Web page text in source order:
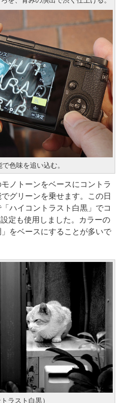
色味を追い込む。
ノトーンをベースにコントラ
グリーンを乗せます。この日
ハイコントラスト白黒」でコ
定も使用しました。カラーの
をベースにすることが多いで
ラスト白黒）